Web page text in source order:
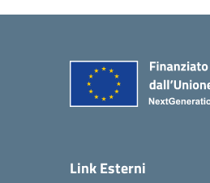
Link Esterni